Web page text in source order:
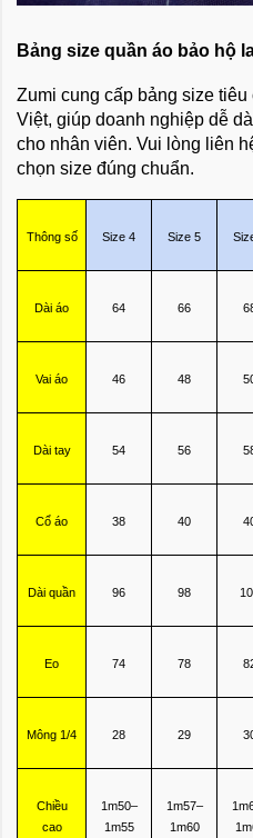
Bảng size quần áo bảo hộ
Zumi cung cấp bảng size
Việt, giúp doanh nghiệp dễ
cho nhân viên. Vui lòng liên
chọn size đúng chuẩn.
Thông số Size 4 Size 5
Dài áo 64 66
Vai áo 46 48
Dài tay 54 56
Cổ áo 38 40
Dài quần 96 98
Eo 74 78
Mông 1/4 28 29
Chiều
cao
1m50–
1m55
1m57–
1m60